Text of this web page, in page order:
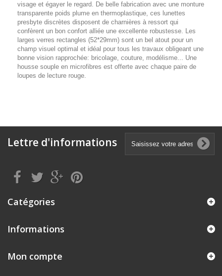
visage et égayer le regard. De belle fabrication avec une monture
transparente poids plume en thermoplastique, ces lunettes
presbyte discrètes disposent de charnières à ressort qui
confèrent un bon confort alliée une excellente robustesse. Les
larges verres rectangles (52*29mm) sont un bel atout pour un
champ visuel optimal et idéal pour tous les travaux obligeant une
bonne vision rapprochée: bricolage, couture, modélisme... Une
housse souple en microfibres est offerte avec chaque paire de
loupes de lecture rouge.
Lettre d'informations
Catégories
Informations
Mon compte